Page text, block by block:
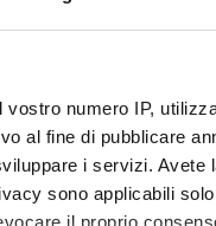
numero IP,
al fine di pubblicare
i servizi. Avete
sono applicabili
il proprio
Incarichi